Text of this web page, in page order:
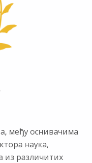
међу оснивачима
наука,
из различитих